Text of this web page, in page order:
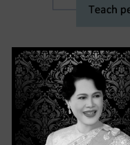
การเขียนโปรแ
line
การโปรแกรมแบบออนไ
โปรแกรมเมอร์ ทำการ